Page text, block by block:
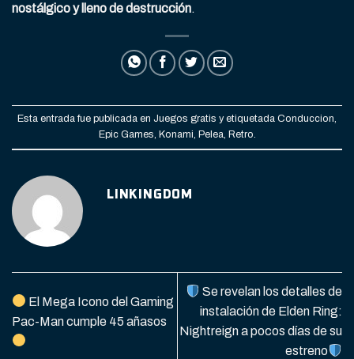
nostálgico y lleno de destrucción.
Esta entrada fue publicada en Juegos gratis y etiquetada Conduccion,
Epic Games, Konami, Pelea, Retro.
LINKINGDOM
El Mega Icono del Gaming
Pac-Man cumple 45 añasos
Se revelan los detalles de
instalación de Elden Ring:
Nightreign a pocos días de su
estreno